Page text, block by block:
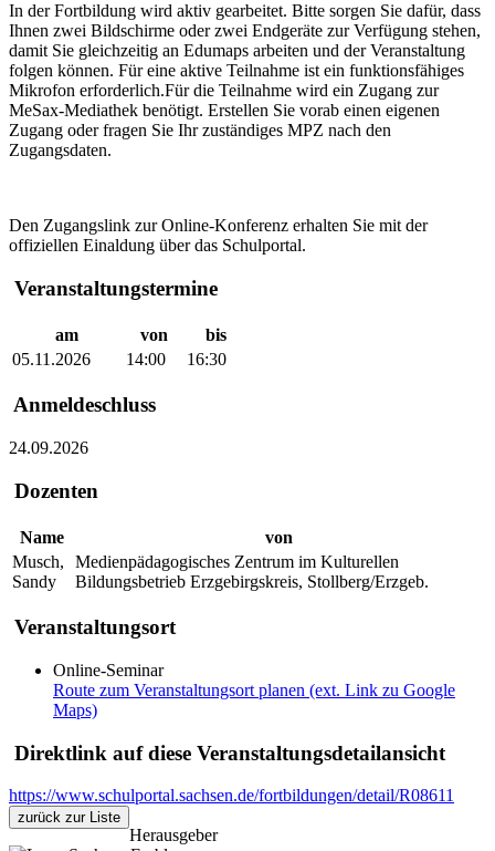
In der Fortbildung wird aktiv gearbeitet. Bitte sorgen Sie dafür, dass
Ihnen zwei Bildschirme oder zwei Endgeräte zur Verfügung stehen,
damit Sie gleichzeitig an Edumaps arbeiten und der Veranstaltung
folgen können. Für eine aktive Teilnahme ist ein funktionsfähiges
Mikrofon erforderlich.Für die Teilnahme wird ein Zugang zur
MeSax-Mediathek benötigt. Erstellen Sie vorab einen eigenen
Zugang oder fragen Sie Ihr zuständiges MPZ nach den
Zugangsdaten.
Den Zugangslink zur Online-Konferenz erhalten Sie mit der
offiziellen Einaldung über das Schulportal.
Veranstaltungstermine
am von
bis
05.11.2026
14:00 16:30
Anmeldeschluss
24.09.2026
Dozenten
Name
von
Musch,
Sandy
Medienpädagogisches Zentrum im Kulturellen
Bildungsbetrieb Erzgebirgskreis, Stollberg/Erzgeb.
Veranstaltungsort
Online-Seminar
Route zum Veranstaltungsort planen (ext. Link zu Google
Maps)
Direktlink auf diese Veranstaltungsdetailansicht
https://www.schulportal.sachsen.de/fortbildungen/detail/R08611
zurück zur Liste
Herausgeber